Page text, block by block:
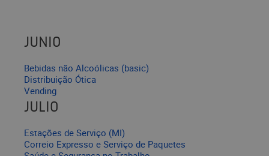
JUNIO
Bebidas não Alcoólicas (basic)
Distribuição Ótica
Vending
JULIO
Estações de Serviço (MI)
Correio Expresso e Serviço de Paquetes